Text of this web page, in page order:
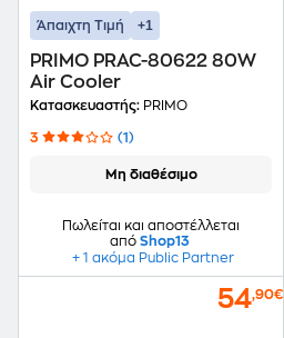
Άπαιχτη Τιμή +1
PRIMO PRAC-80622 80W
Air Cooler
Κατασκευαστής: PRIMO
3 (1)
Μη διαθέσιμο
Πωλείται και αποστέλλεται
από Shop13
+ 1 ακόμα Public Partner
54,90€